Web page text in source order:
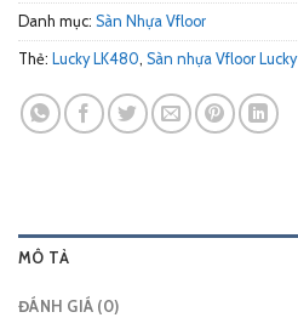
Danh mục: Sàn Nhựa Vfloor
Thẻ: Lucky LK480, Sàn nhựa Vfloor Lucky
MÔ TẢ
ĐÁNH GIÁ (0)